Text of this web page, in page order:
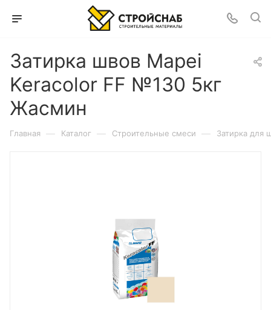
Затирка швов Mapei
Keracolor FF №130 5кг
Жасмин
Главная — Каталог — Строительные смеси — Затирка для